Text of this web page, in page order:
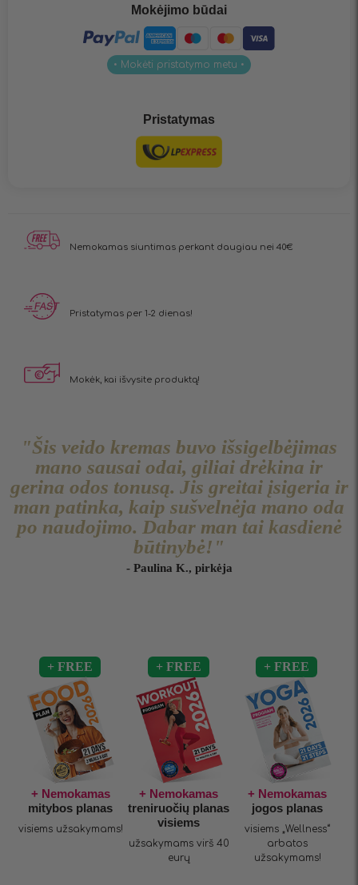
Mokėjimo būdai
• Mokėti pristatymo metu •
Pristatymas
Nemokamas siuntimas perkant daugiau nei 40€
Pristatymas per 1-2 dienas!
Mokėk, kai išvysite produktą!
"Šis veido kremas buvo išsigelbėjimas
mano sausai odai, giliai drėkina ir
gerina odos tonusą. Jis greitai įsigeria ir
man patinka, kaip sušvelnėja mano oda
po naudojimo. Dabar man tai kasdienė
būtinybė!"
- Paulina K., pirkėja
+ Nemokamas
mitybos planas
visiems užsakymams!
+ Nemokamas
treniruočių planas
visiems
užsakymams virš 40
eurų
+ Nemokamas
jogos planas
visiems „Wellness“
arbatos
užsakymams!